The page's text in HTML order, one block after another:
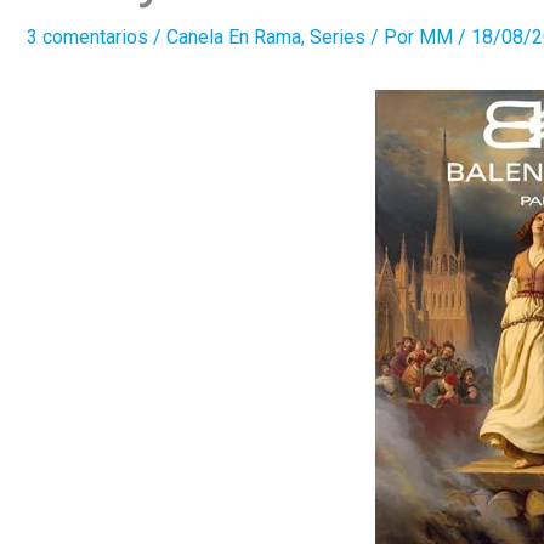
3 comentarios / Canela En Rama, Series / Por MM / 18/08/